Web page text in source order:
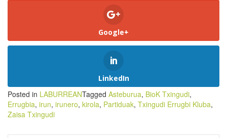
Google+
LinkedIn
Posted in LABURREANTagged Asteburua, BioK Txingudi,
Errugbia, irun, irunero, kirola, Partiduak, Txingudi Errugbi Kluba,
Zaisa Txingudi